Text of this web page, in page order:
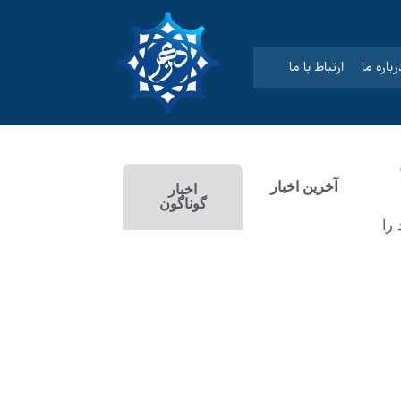
ما ارتباط با ما
آخرین اخبار
اخبار
گوناگون